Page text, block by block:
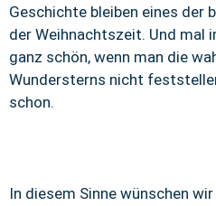
Geschichte bleiben eines der
der Weihnachtszeit. Und mal
ganz schön, wenn man die
Wundersterns nicht
schon.
In diesem Sinne wünschen